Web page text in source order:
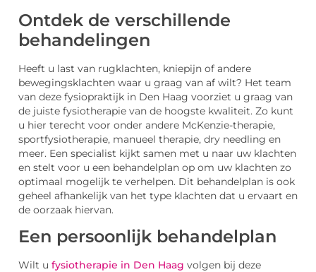
Ontdek de verschillende
behandelingen
Heeft u last van rugklachten, kniepijn of andere
bewegingsklachten waar u graag van af wilt? Het team
van deze fysiopraktijk in Den Haag voorziet u graag van
de juiste fysiotherapie van de hoogste kwaliteit. Zo kunt
u hier terecht voor onder andere McKenzie-therapie,
sportfysiotherapie, manueel therapie, dry needling en
meer. Een specialist kijkt samen met u naar uw klachten
en stelt voor u een behandelplan op om uw klachten zo
optimaal mogelijk te verhelpen. Dit behandelplan is ook
geheel afhankelijk van het type klachten dat u ervaart en
de oorzaak hiervan.
Een persoonlijk behandelplan
Wilt u fysiotherapie in Den Haag volgen bij deze